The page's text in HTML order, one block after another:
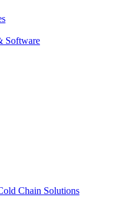
Software
Chain Solutions